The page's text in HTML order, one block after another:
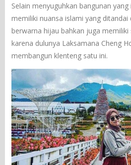
Selain menyuguhkan bangunan
memiliki nuansa islami yang
berwarna hijau bahkan juga memiliki
karena dulunya Laksamana Cheng
membangun klenteng satu ini.